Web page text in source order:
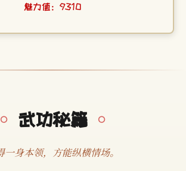
魅力值：9310
武功秘籍
一身本领，方能纵横情场。